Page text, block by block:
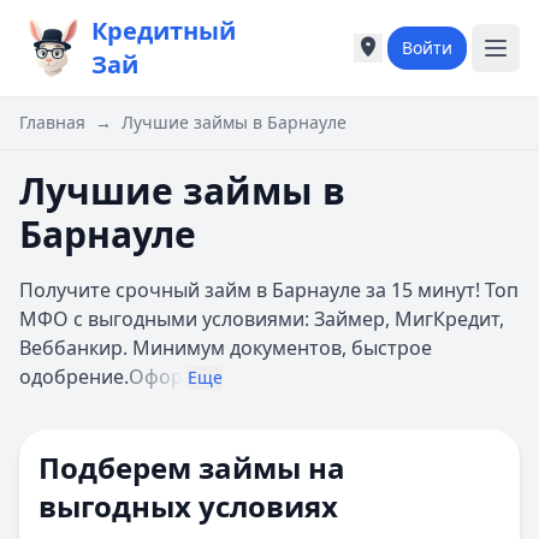
Кредитный
Зай
Города России
Б
Барнаул
Белгород
Города России
Б
Барнаул
Белгород
Войти
Главная → Лучшие займы в Барнауле
Лучшие займы в
Барнауле
Получите срочный займ в Барнауле за 15 минут! Топ
МФО с выгодными условиями: Займер, МигКредит,
Веббанкир. Минимум документов, быстрое
одобрение.Офор Еще
Подберем займы на
выгодных условиях